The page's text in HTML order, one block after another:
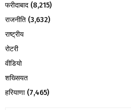
फरीदाबाद (8,215)
राजनीति (3,632)
राष्ट्रीय
रोटरी
वीडियो
शख्सियत
हरियाणा(7,465)